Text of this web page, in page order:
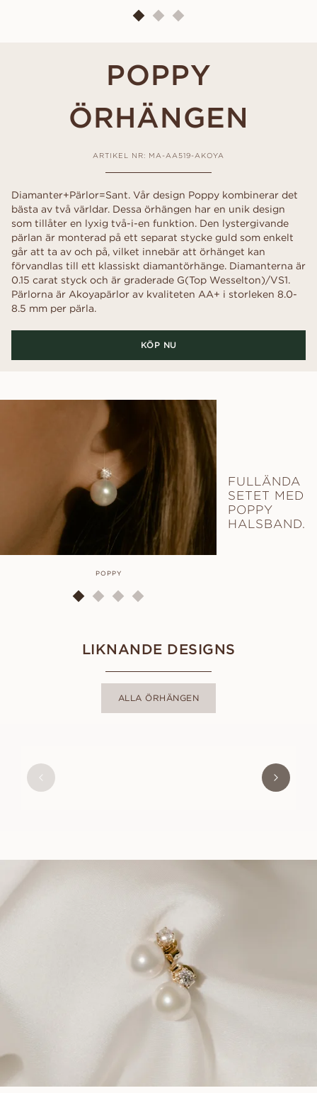
POPPY
ÖRHÄNGEN
ARTIKEL NR: MA-AA519-AKOYA
Diamanter+Pärlor=Sant. Vår design Poppy kombinerar det
bästa av två världar. Dessa örhängen har en unik design
som tillåter en lyxig två-i-en funktion. Den lystergivande
pärlan är monterad på ett separat stycke guld som enkelt
går att ta av och på, vilket innebär att örhänget kan
förvandlas till ett klassiskt diamantörhänge. Diamanterna är
0.15 carat styck och är graderade G(Top Wesselton)/VS1.
Pärlorna är Akoyapärlor av kvaliteten AA+ i storleken 8.0-
8.5 mm per pärla.
KÖP NU
POPPY
FULLÄNDA
SETET MED
POPPY
HALSBAND.
LIKNANDE DESIGNS
ALLA ÖRHÄNGEN